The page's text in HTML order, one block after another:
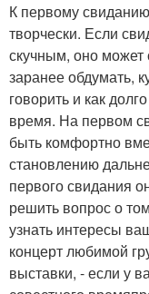
К первому
творчески. Если
скучным, оно
заранее обдумать,
говорить и как
время. На первом
быть комфортно
становлению
первого свидания
решить вопрос о
узнать интересы
концерт любимой
выставки, - если у